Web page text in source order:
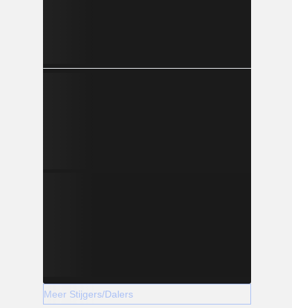
Meer Stijgers/Dalers